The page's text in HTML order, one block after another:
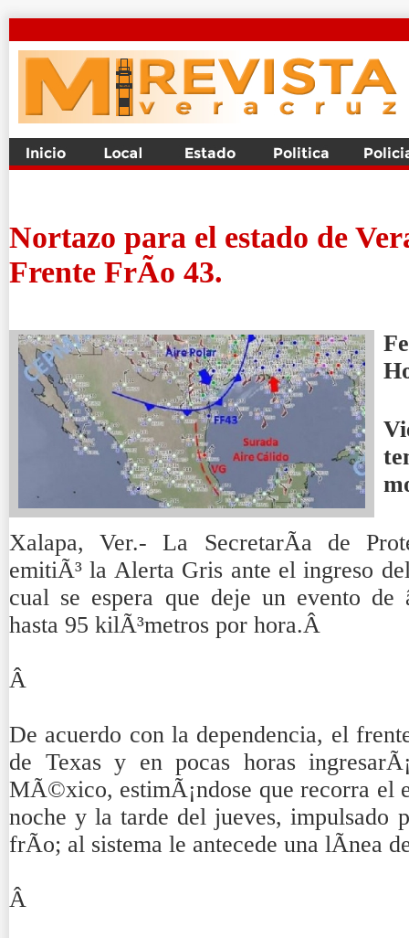
Nortazo para el estado de
Frente FrÃ­o 43.
Xalapa, Ver.- La SecretarÃ­a de
emitiÃ³ la Alerta Gris ante el ingreso
cual se espera que deje un evento de
hasta 95 kilÃ³metros por hora.Â
Â
De acuerdo con la dependencia, el
de Texas y en pocas horas
MÃ©xico, estimÃ¡ndose que recorra el
noche y la tarde del jueves, impulsado
frÃ­o; al sistema le antecede una lÃ­nea
Â